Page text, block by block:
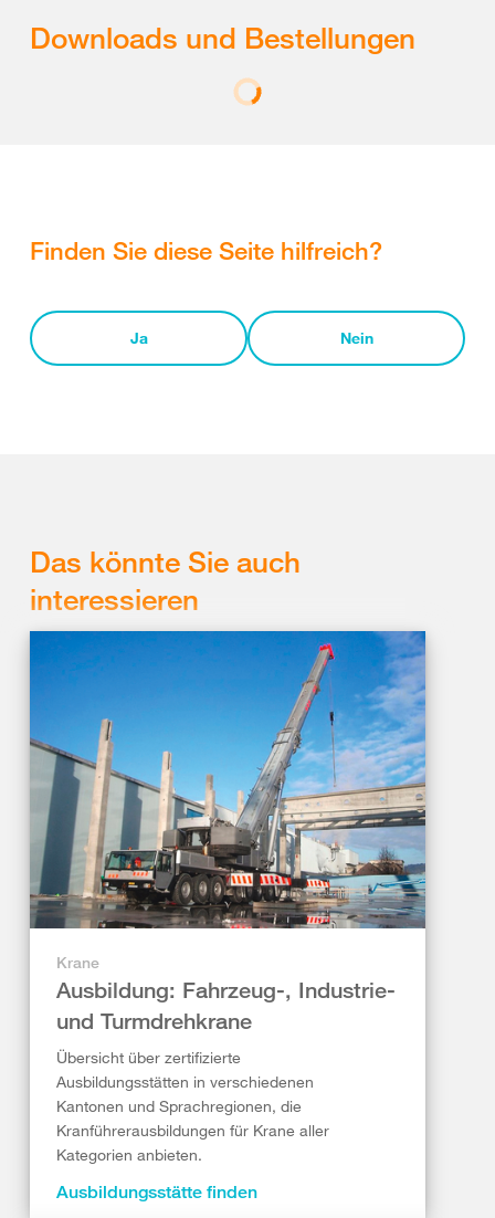
Downloads und Bestellungen
Finden Sie diese Seite hilfreich?
Ja Nein
Das könnte Sie auch
interessieren
Krane
Ausbildung: Fahrzeug-, Industrie-
und Turmdrehkrane
Übersicht über zertifizierte
Ausbildungsstätten in verschiedenen
Kantonen und Sprachregionen, die
Kranführerausbildungen für Krane aller
Kategorien anbieten.
Ausbildungsstätte finden